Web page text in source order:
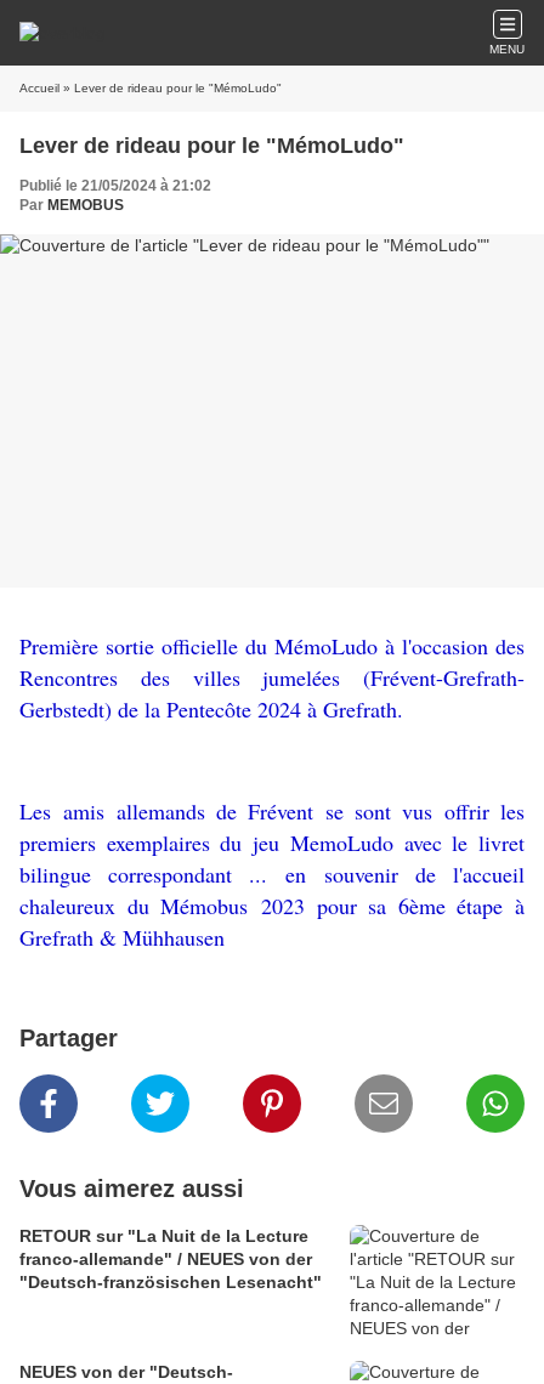
MENU
Accueil » Lever de rideau pour le "MémoLudo"
Lever de rideau pour le "MémoLudo"
Publié le 21/05/2024 à 21:02
Par MEMOBUS
Première sortie officielle du MémoLudo à l'occasion des
Rencontres des villes jumelées (Frévent-Grefrath-
Gerbstedt) de la Pentecôte 2024 à Grefrath.
Les amis allemands de Frévent se sont vus offrir les
premiers exemplaires du jeu MemoLudo avec le livret
bilingue correspondant ... en souvenir de l'accueil
chaleureux du Mémobus 2023 pour sa 6ème étape à
Grefrath & Mühhausen
Partager
Vous aimerez aussi
RETOUR sur "La Nuit de la Lecture
franco-allemande" / NEUES von der
"Deutsch-französischen Lesenacht"
NEUES von der "Deutsch-